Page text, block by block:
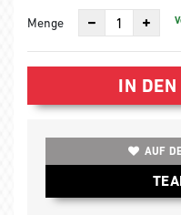
Menge
IN DEN
AUF